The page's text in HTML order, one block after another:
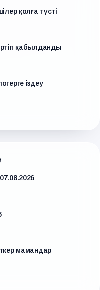
қолға түсті
қабылданды
іздеу
мамандар